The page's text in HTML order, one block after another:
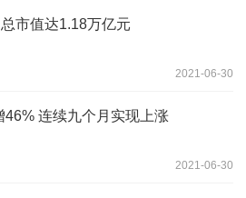
市值达1.18万亿元
2021-06-30
连续九个月实现上涨
2021-06-30